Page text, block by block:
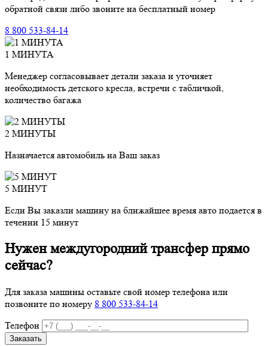
обратной связи либо звоните на бесплатный номер
8 800 533-84-14
1 МИНУТА
Менеджер согласовывает детали заказа и уточняет
необходимость детского кресла, встречи с табличкой,
количество багажа
2 МИНУТЫ
Назначается автомобиль на Ваш заказ
5 МИНУТ
Если Вы заказли машину на ближайшее время авто подается в
течении 15 минут
Нужен междугородний трансфер прямо
сейчас?
Для заказа машины оставьте свой номер телефона или
позвоните по номеру 8 800 533-84-14
Телефон